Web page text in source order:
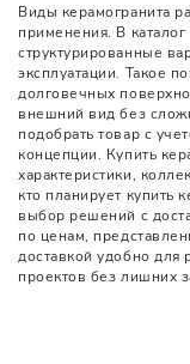
Виды керамогранита
применения. В
структурированные
эксплуатации. Такое
долговечных
внешний вид без
подобрать товар с
концепции. Купить
характеристики,
кто планирует купить
выбор решений с
по ценам,
доставкой удобно для
проектов без лишних